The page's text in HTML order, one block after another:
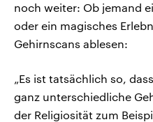
noch weiter: Ob jemand
oder ein magisches
Gehirnscans ablesen:
„Es ist tatsächlich so,
ganz unterschiedliche
der Religiosität zum